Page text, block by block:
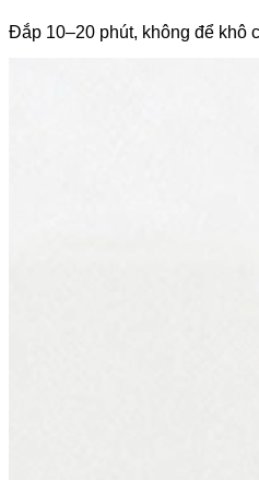
Đắp 10–20 phút, không để khô